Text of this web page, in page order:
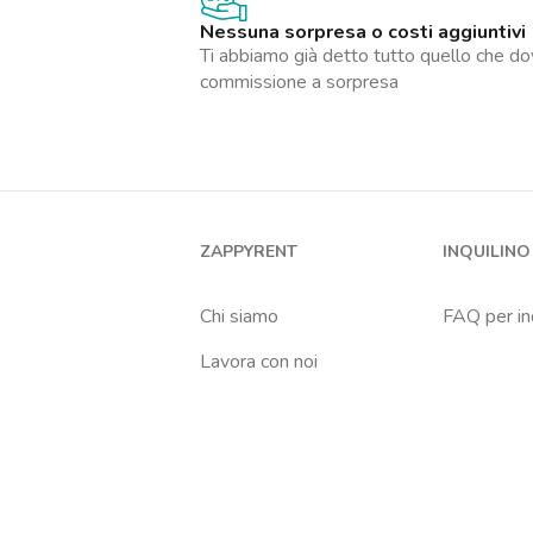
Nessuna sorpresa o costi aggiuntivi
Ti abbiamo già detto tutto quello che
commissione a sorpresa
ZAPPYRENT
Chi siamo
Lavora con noi
INQUILINO
FAQ per